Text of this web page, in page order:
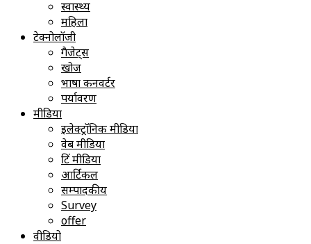
स्वास्थ्य
महिला
टेक्नोलॉजी
गैजेट्स
खोज
भाषा कनवर्टर
पर्यावरण
मीडिया
इलेक्ट्रॉनिक मीडिया
वेब मीडिया
प्रिंट मीडिया
आर्टिकल
सम्पादकीय
Survey
offer
वीडियो